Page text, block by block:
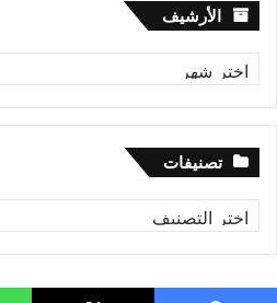
الأرشيف الأرشيف
تصنيفات
تصنيفات